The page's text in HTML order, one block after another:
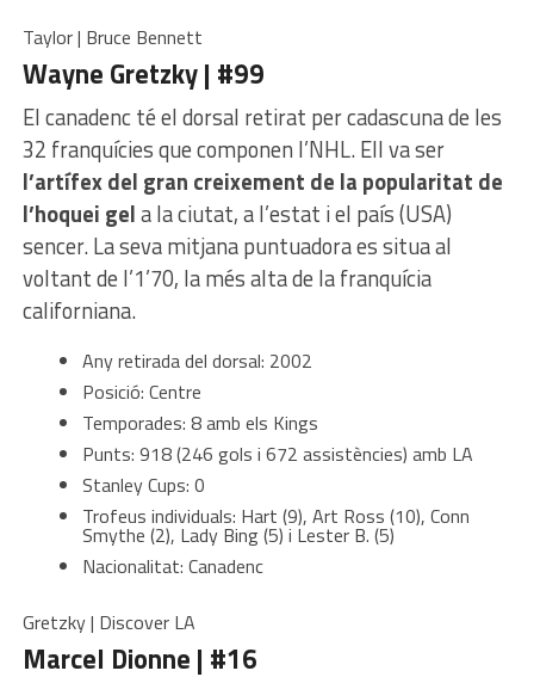
Taylor | Bruce Bennett
Wayne Gretzky | #99
El canadenc té el dorsal retirat per cadascuna de les
32 franquícies que componen l’NHL. Ell va ser
l’artífex del gran creixement de la popularitat de
l’hoquei gela la ciutat, a l’estat i el país (USA)
sencer. La seva mitjana puntuadora es situa al
voltant de l’1’70, la més alta de la franquícia
californiana.
Any retirada del dorsal: 2002
Posició: Centre
Temporades: 8 amb els Kings
Punts: 918 (246 gols i 672 assistències) amb LA
Stanley Cups: 0
Trofeus individuals: Hart (9), Art Ross (10), Conn
Smythe (2), Lady Bing (5) i Lester B. (5)
Nacionalitat: Canadenc
Gretzky | Discover LA
Marcel Dionne | #16